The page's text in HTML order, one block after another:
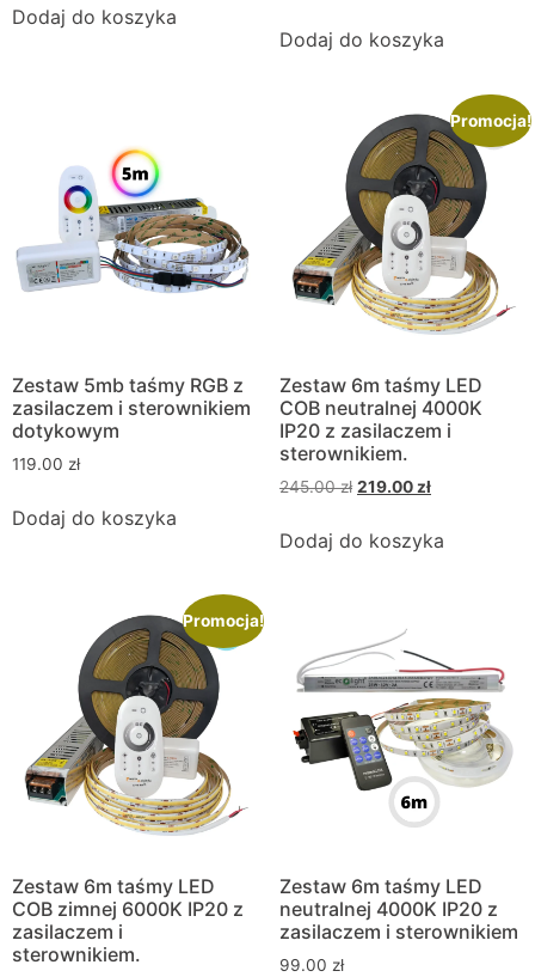
Dodaj do koszyka
Dodaj do koszyka
Zestaw 5mb taśmy RGB z
zasilaczem i sterownikiem
dotykowym
119.00 zł
Dodaj do koszyka
Promocja!
Zestaw 6m taśmy LED
COB neutralnej 4000K
IP20 z zasilaczem i
sterownikiem.
245.00zł 219.00zł
Dodaj do koszyka
Promocja!
Zestaw 6m taśmy LED
COB zimnej 6000K IP20 z
zasilaczem i
sterownikiem.
Zestaw 6m taśmy LED
neutralnej 4000K IP20 z
zasilaczem i sterownikiem
99.00 zł